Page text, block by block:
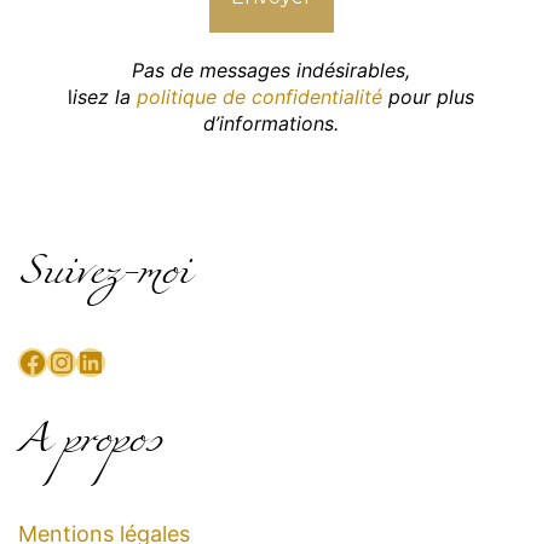
Pas de messages indésirables,
lisez la politique de confidentialité pour plus
d’informations.
Suivez-moi
Facebook
Instagram
LinkedIn
A propos
Mentions légales